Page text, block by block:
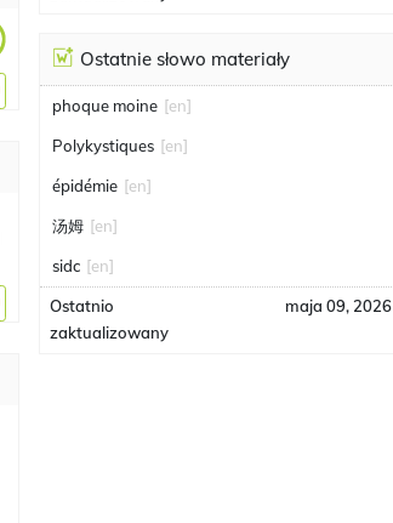
Ostatnie słowo materiały
phoque moine [en]
Polykystiques [en]
épidémie [en]
汤姆 [en]
sidc [en]
Ostatnio
zaktualizowany
maja 09, 2026